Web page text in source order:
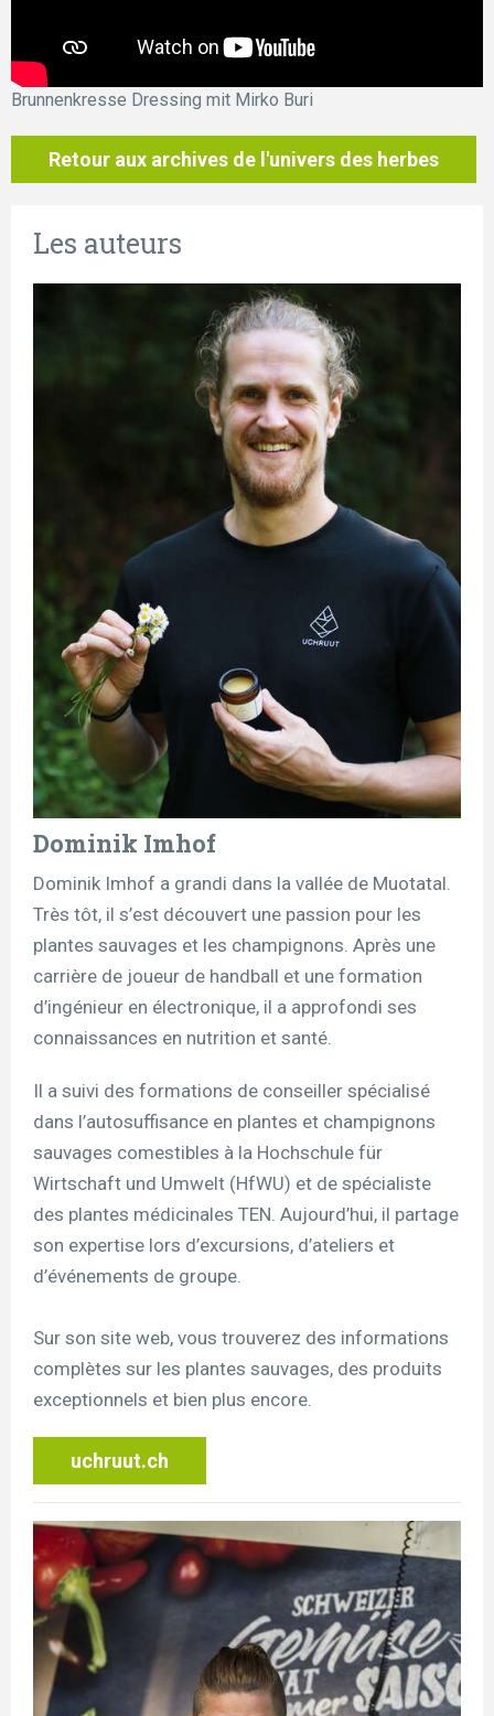
Brunnenkresse Dressing mit Mirko Buri
Retour aux archives de l'univers des herbes
Les auteurs
Dominik Imhof
Dominik Imhof a grandi dans la vallée de Muotatal.
Très tôt, il s’est découvert une passion pour les
plantes sauvages et les champignons. Après une
carrière de joueur de handball et une formation
d’ingénieur en électronique, il a approfondi ses
connaissances en nutrition et santé.
Il a suivi des formations de conseiller spécialisé
dans l’autosuffisance en plantes et champignons
sauvages comestibles à la Hochschule für
Wirtschaft und Umwelt (HfWU) et de spécialiste
des plantes médicinales TEN. Aujourd’hui, il partage
son expertise lors d’excursions, d’ateliers et
d’événements de groupe.
Sur son site web, vous trouverez des informations
complètes sur les plantes sauvages, des produits
exceptionnels et bien plus encore.
uchruut.ch